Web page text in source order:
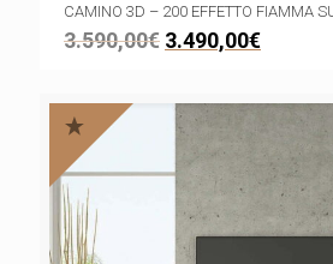
CAMINO 3D – 200 EFFETTO FIAMMA
3.590,00€ 3.490,00€